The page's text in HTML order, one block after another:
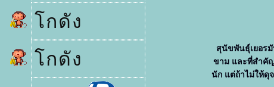
กดัง
กดัง
สุนัขพันธุ์เยอรมั
ขาม และที่สำคัญ
นัก แต่ถ้าไม่ให้ดุ